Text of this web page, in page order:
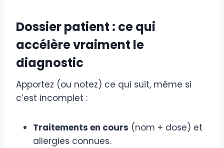
Dossier patient : ce qui
accélère vraiment le
diagnostic
Apportez (ou notez) ce qui suit, même si
c’est incomplet :
Traitements en cours (nom + dose) et
allergies connues.